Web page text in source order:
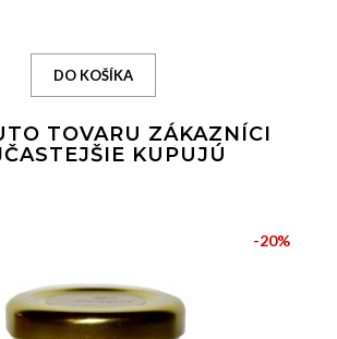
TOVARU ZÁKAZNÍCI
KUPUJÚ
-20%